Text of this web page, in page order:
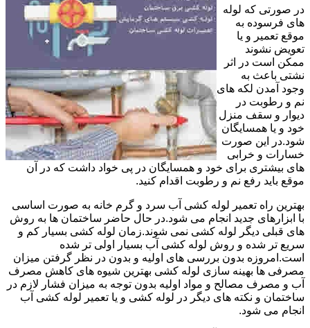
در صورتی که لوله
های فرسوده به
موقع تعمیر و یا
تعویض نشوند
ممکن است در اثر
نشتی باعث به
وجود آمدن لکه های
نم و رطوبت در
دیوار و سقف منزل
خود و یا همسایگان
شود.در این صورت
خسارات و خرابی
های بیشتری برای خود و همسایگان در پی خواد داشت که در آن
موقع باید رفع نم و رطوبت اقدام کنید.
بهترین راه تعمیر لوله کشی آب سرد و گرم خانه به صورت اساسی
با ابزارهای جدید انجام می شود.در حال حاضر ساختمان ها به روش
های قبلی دیگر لوله کشی نمی شوند.زمان لوله کشی بسیار کم و
سریع تر شده و روش لوله کشی آب بسیار اولی تر شده
است.امروزه بدون بررسی های اولیه و بدون در نظر گرفتن میزان
مصرفی ها بهینه سازی لوله کشی بهترین شیوه های کاهش مصرف
آب و مصرف مصالح و مواد اولیه بدون توجه به میزان فشار لازم در
ساختمان و نکته های دیگر در لوله کشی و یا تعمیر لوله کشی آب
انجام می شود.